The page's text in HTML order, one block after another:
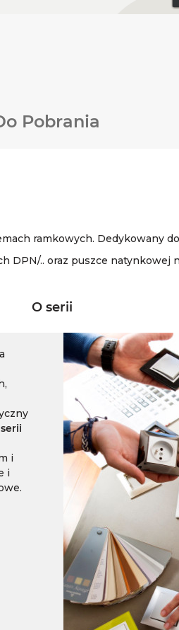
Pobrania
ramkowych. Dedykowany do
DPN/.. oraz puszce natynkowej
O serii
i
i